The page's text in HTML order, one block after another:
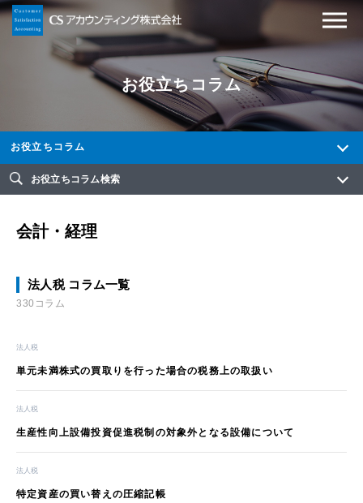
お役立ちコラム
お役立ちコラム
お役立ちコラム検索
会計・経理
法人税 コラム一覧
330コラム
法人税
単元未満株式の買取りを行った場合の税務上の取扱い
法人税
生産性向上設備投資促進税制の対象外となる設備について
法人税
特定資産の買い替えの圧縮記帳